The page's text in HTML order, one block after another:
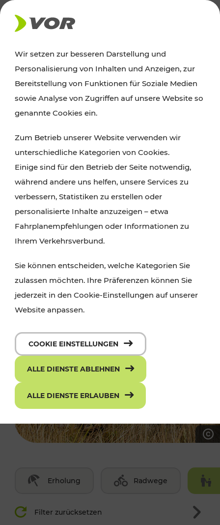
AKTUELLES
Ausflugstipps
Wien, Niederösterreich und das Burgenland
Wanderungen, Kultur und Gastronomie,
Radtouren oder purer Naturgenuss – viele
Attraktionen sind mit den Ticket- und Fahrplan-
Angeboten des VOR gut und schnell erreichbar.
Erholung Radwege
Filter zurücksetzen
Wir setzen zur besseren Darstellung und
Personalisierung von Inhalten und Anzeigen, zur
Bereitstellung von Funktionen für Soziale Medien
sowie Analyse von Zugriffen auf unsere Website so
genannte Cookies ein.
Zum Betrieb unserer Website verwenden wir
unterschiedliche Kategorien von Cookies.
Einige sind für den Betrieb der Seite notwendig,
während andere uns helfen, unsere Services zu
verbessern, Statistiken zu erstellen oder
personalisierte Inhalte anzuzeigen – etwa
Fahrplanempfehlungen oder Informationen zu
Ihrem Verkehrsverbund.
Sie können entscheiden, welche Kategorien Sie
zulassen möchten. Ihre Präferenzen können Sie
jederzeit in den Cookie-Einstellungen auf unserer
Website anpassen.
COOKIE EINSTELLUNGEN
ALLE DIENSTE ABLEHNEN
ALLE DIENSTE ERLAUBEN